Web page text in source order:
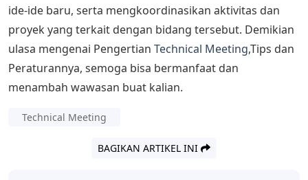
ide-ide baru, serta mengkoordinasikan aktivitas dan
proyek yang terkait dengan bidang tersebut. Demikian
ulasa mengenai Pengertian Technical Meeting,Tips dan
Peraturannya, semoga bisa bermanfaat dan
menambah wawasan buat kalian.
Technical Meeting
BAGIKAN ARTIKEL INI